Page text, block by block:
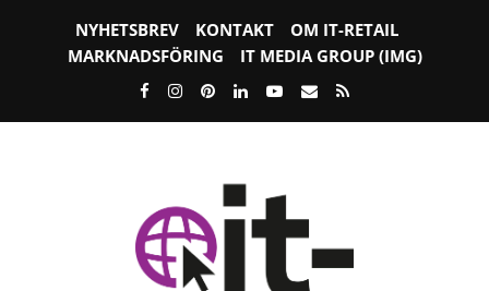
NYHETSBREV KONTAKT
OM IT-RETAIL
MARKNADSFÖRING
IT MEDIA GROUP (IMG)